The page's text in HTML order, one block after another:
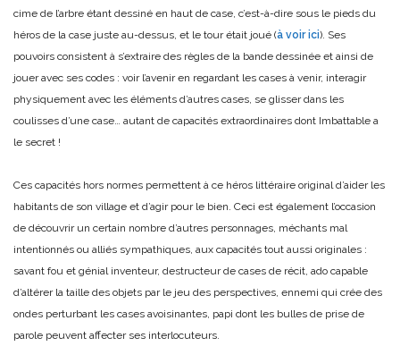
cime de l’arbre étant dessiné en haut de case, c’est-à-dire sous le pieds du
héros de la case juste au-dessus, et le tour était joué (à voir ici). Ses
pouvoirs consistent à s’extraire des règles de la bande dessinée et ainsi de
jouer avec ses codes : voir l’avenir en regardant les cases à venir, interagir
physiquement avec les éléments d’autres cases, se glisser dans les
coulisses d’une case… autant de capacités extraordinaires dont Imbattable a
le secret !
Ces capacités hors normes permettent à ce héros littéraire original d’aider les
habitants de son village et d’agir pour le bien. Ceci est également l’occasion
de découvrir un certain nombre d’autres personnages, méchants mal
intentionnés ou alliés sympathiques, aux capacités tout aussi originales :
savant fou et génial inventeur, destructeur de cases de récit, ado capable
d’altérer la taille des objets par le jeu des perspectives, ennemi qui crée des
ondes perturbant les cases avoisinantes, papi dont les bulles de prise de
parole peuvent affecter ses interlocuteurs.